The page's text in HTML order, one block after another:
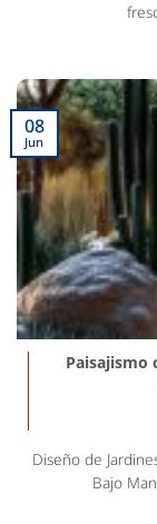
Paisajismo
Diseño de
Bajo
08
Jun